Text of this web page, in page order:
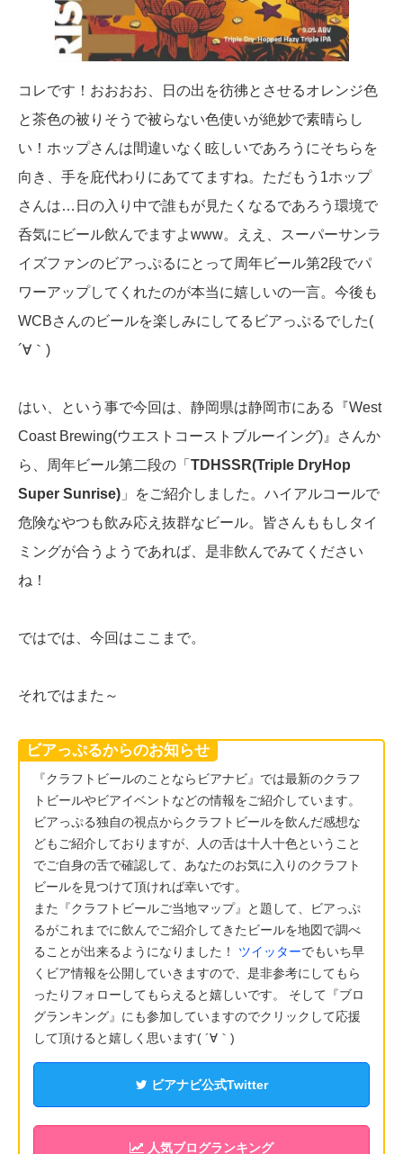
コレです！おおおお、日の出を彷彿とさせるオレンジ色
と茶色の被りそうで被らない色使いが絶妙で素晴らし
い！ホップさんは間違いなく眩しいであろうにそちらを
向き、手を庇代わりにあててますね。ただもう1ホップ
さんは…日の入り中で誰もが見たくなるであろう環境で
呑気にビール飲んでますよwww。ええ、スーパーサンラ
イズファンのビアっぷるにとって周年ビール第2段でパ
ワーアップしてくれたのが本当に嬉しいの一言。今後も
WCBさんのビールを楽しみにしてるビアっぷるでした(
´∀｀)
はい、という事で今回は、静岡県は静岡市にある『West
Coast Brewing(ウエストコーストブルーイング)』さんか
ら、周年ビール第二段の「 TDHSSR(Triple DryHop
Super Sunrise) 」をご紹介しました。ハイアルコールで
危険なやつも飲み応え抜群なビール。皆さんももしタイ
ミングが合うようであれば、是非飲んでみてください
ね！
ではでは、今回はここまで。
それではまた～
ビアっぷるからのお知らせ
『クラフトビールのことならビアナビ』では最新のクラフ
トビールやビアイベントなどの情報をご紹介しています。
ビアっぷる独自の視点からクラフトビールを飲んだ感想な
どもご紹介しておりますが、人の舌は十人十色ということ
でご自身の舌で確認して、あなたのお気に入りのクラフト
ビールを見つけて頂ければ幸いです。
また『クラフトビールご当地マップ』と題して、ビアっぷ
るがこれまでに飲んでご紹介してきたビールを地図で調べ
ることが出来るようになりました！ ツイッターでもいち早
くビア情報を公開していきますので、是非参考にしてもら
ったりフォローしてもらえると嬉しいです。 そして『ブロ
グランキング』にも参加していますのでクリックして応援
して頂けると嬉しく思います( ´∀｀)
ビアナビ公式Twitter
人気ブログランキング